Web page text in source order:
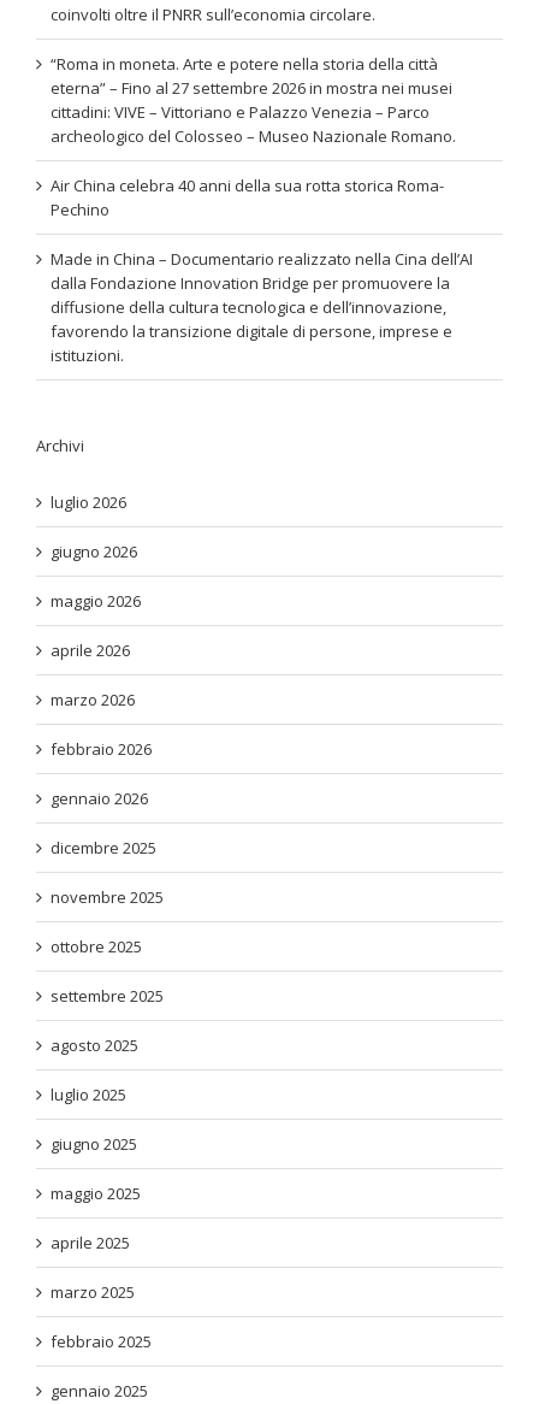
coinvolti oltre il PNRR sull’economia circolare.
“Roma in moneta. Arte e potere nella storia della città
eterna” – Fino al 27 settembre 2026 in mostra nei musei
cittadini: VIVE – Vittoriano e Palazzo Venezia – Parco
archeologico del Colosseo – Museo Nazionale Romano.
Air China celebra 40 anni della sua rotta storica Roma-
Pechino
Made in China – Documentario realizzato nella Cina dell’AI
dalla Fondazione Innovation Bridge per promuovere la
diffusione della cultura tecnologica e dell’innovazione,
favorendo la transizione digitale di persone, imprese e
istituzioni.
Archivi
luglio 2026
giugno 2026
maggio 2026
aprile 2026
marzo 2026
febbraio 2026
gennaio 2026
dicembre 2025
novembre 2025
ottobre 2025
settembre 2025
agosto 2025
luglio 2025
giugno 2025
maggio 2025
aprile 2025
marzo 2025
febbraio 2025
gennaio 2025